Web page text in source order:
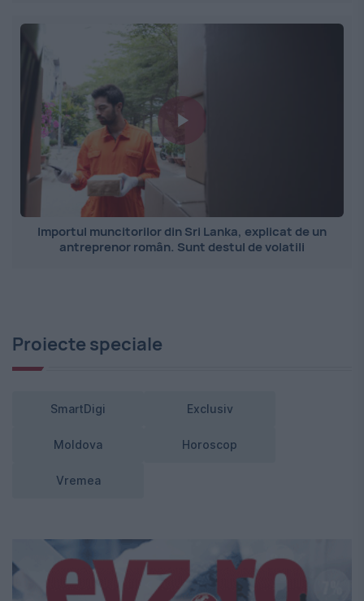
Importul muncitorilor din Sri Lanka, explicat de un
antreprenor român. Sunt destul de volatili
Proiecte speciale
SmartDigi Exclusiv
Moldova Horoscop
Vremea